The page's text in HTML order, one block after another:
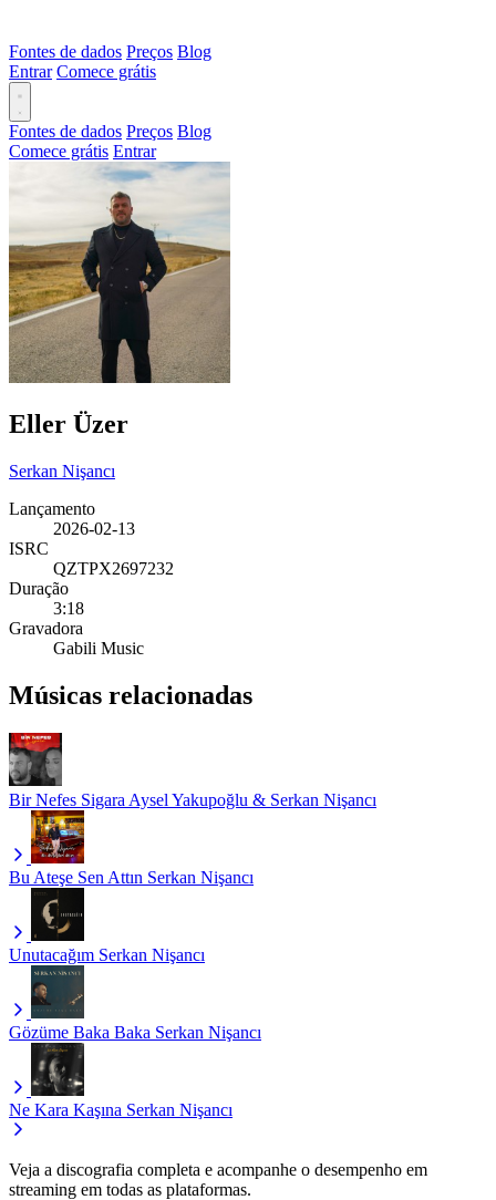
Fontes de dados Preços Blog
Entrar Comece grátis
Fontes de dados Preços Blog
Comece grátis Entrar
Eller Üzer
Serkan Nişancı
Lançamento
2026-02-13
ISRC
QZTPX2697232
Duração
3:18
Gravadora
Gabili Music
Músicas relacionadas
Bir Nefes Sigara Aysel Yakupoğlu & Serkan Nişancı
Bu Ateşe Sen Attın Serkan Nişancı
Unutacağım Serkan Nişancı
Gözüme Baka Baka Serkan Nişancı
Ne Kara Kaşına Serkan Nişancı
Veja a discografia completa e acompanhe o desempenho em
streaming em todas as plataformas.